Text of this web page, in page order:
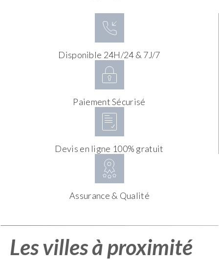
Disponible 24H/24 & 7J/7
Paiement Sécurisé
Devis en ligne 100% gratuit
Assurance & Qualité
Les villes à proximité